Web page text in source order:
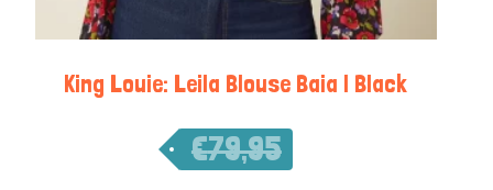
King Louie: Leila Blouse Baia | Black
€79,95